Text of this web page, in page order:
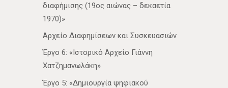
διαφήμισης (19ος αιώνας – δεκαετία
1970)»
Αρχείο Διαφημίσεων και Συσκευασιών
Έργο 6: «Ιστορικό Αρχείο Γιάννη
Χατζημανωλάκη»
Έργο 5: «Δημιουργία ψηφιακού